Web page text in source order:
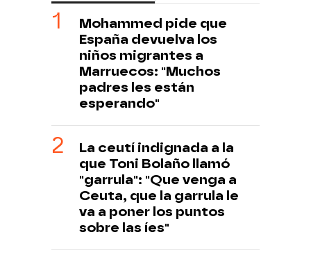
Mohammed pide que
España devuelva los
niños migrantes a
Marruecos: "Muchos
padres les están
esperando"
La ceutí indignada a la
que Toni Bolaño llamó
"garrula": "Que venga a
Ceuta, que la garrula le
va a poner los puntos
sobre las íes"